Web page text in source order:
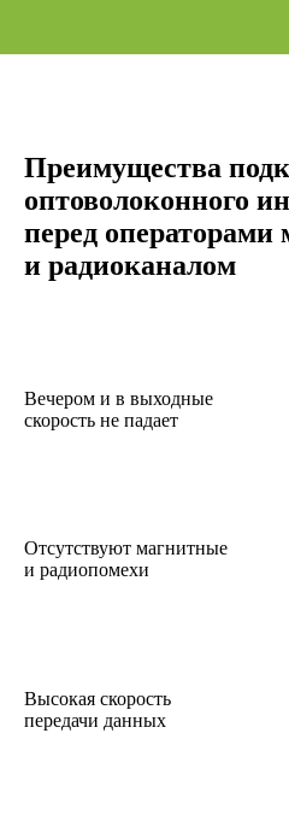
Преимущества
оптоволоконного
перед операторами
и радиоканалом
Вечером и в выходные
скорость не падает
Отсутствуют магнитные
и радиопомехи
Высокая скорость
передачи данных